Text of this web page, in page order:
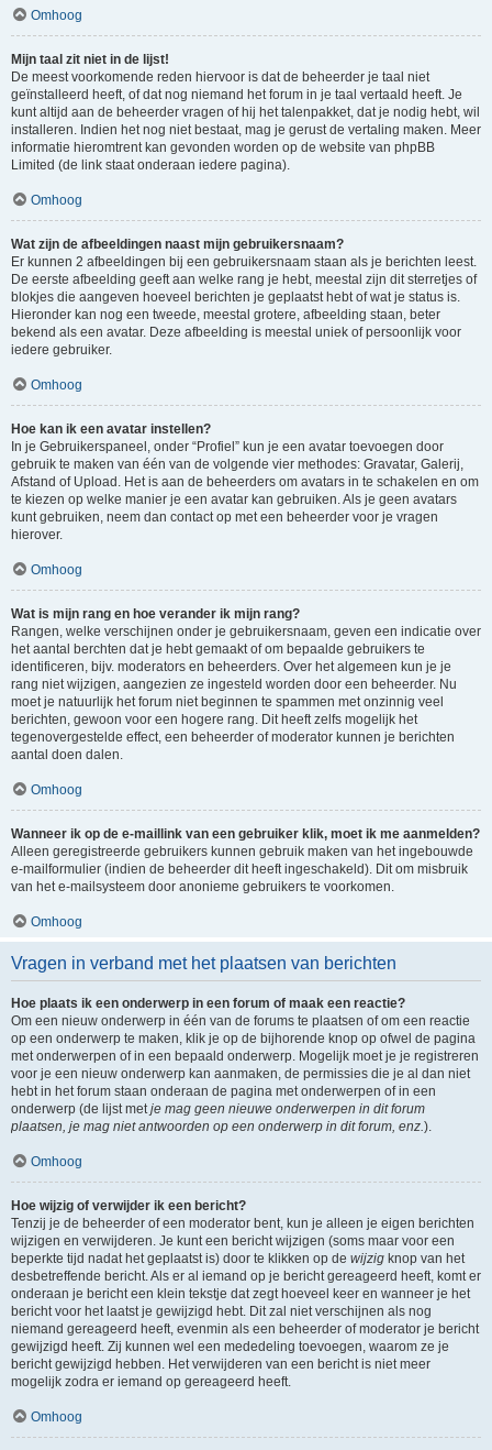
Omhoog
Mijn taal zit niet in de lijst!
De meest voorkomende reden hiervoor is dat de beheerder je taal niet
geïnstalleerd heeft, of dat nog niemand het forum in je taal vertaald heeft. Je
kunt altijd aan de beheerder vragen of hij het talenpakket, dat je nodig hebt, wil
installeren. Indien het nog niet bestaat, mag je gerust de vertaling maken. Meer
informatie hieromtrent kan gevonden worden op de website van phpBB
Limited (de link staat onderaan iedere pagina).
Omhoog
Wat zijn de afbeeldingen naast mijn gebruikersnaam?
Er kunnen 2 afbeeldingen bij een gebruikersnaam staan als je berichten leest.
De eerste afbeelding geeft aan welke rang je hebt, meestal zijn dit sterretjes of
blokjes die aangeven hoeveel berichten je geplaatst hebt of wat je status is.
Hieronder kan nog een tweede, meestal grotere, afbeelding staan, beter
bekend als een avatar. Deze afbeelding is meestal uniek of persoonlijk voor
iedere gebruiker.
Omhoog
Hoe kan ik een avatar instellen?
In je Gebruikerspaneel, onder “Profiel” kun je een avatar toevoegen door
gebruik te maken van één van de volgende vier methodes: Gravatar, Galerij,
Afstand of Upload. Het is aan de beheerders om avatars in te schakelen en om
te kiezen op welke manier je een avatar kan gebruiken. Als je geen avatars
kunt gebruiken, neem dan contact op met een beheerder voor je vragen
hierover.
Omhoog
Wat is mijn rang en hoe verander ik mijn rang?
Rangen, welke verschijnen onder je gebruikersnaam, geven een indicatie over
het aantal berchten dat je hebt gemaakt of om bepaalde gebruikers te
identificeren, bijv. moderators en beheerders. Over het algemeen kun je je
rang niet wijzigen, aangezien ze ingesteld worden door een beheerder. Nu
moet je natuurlijk het forum niet beginnen te spammen met onzinnig veel
berichten, gewoon voor een hogere rang. Dit heeft zelfs mogelijk het
tegenovergestelde effect, een beheerder of moderator kunnen je berichten
aantal doen dalen.
Omhoog
Wanneer ik op de e-maillink van een gebruiker klik, moet ik me aanmelden?
Alleen geregistreerde gebruikers kunnen gebruik maken van het ingebouwde
e-mailformulier (indien de beheerder dit heeft ingeschakeld). Dit om misbruik
van het e-mailsysteem door anonieme gebruikers te voorkomen.
Omhoog
Vragen in verband met het plaatsen van berichten
Hoe plaats ik een onderwerp in een forum of maak een reactie?
Om een nieuw onderwerp in één van de forums te plaatsen of om een reactie
op een onderwerp te maken, klik je op de bijhorende knop op ofwel de pagina
met onderwerpen of in een bepaald onderwerp. Mogelijk moet je je registreren
voor je een nieuw onderwerp kan aanmaken, de permissies die je al dan niet
hebt in het forum staan onderaan de pagina met onderwerpen of in een
onderwerp (de lijst metje mag geen nieuwe onderwerpen in dit forum
plaatsen, je mag niet antwoorden op een onderwerp in dit forum, enz.).
Omhoog
Hoe wijzig of verwijder ik een bericht?
Tenzij je de beheerder of een moderator bent, kun je alleen je eigen berichten
wijzigen en verwijderen. Je kunt een bericht wijzigen (soms maar voor een
beperkte tijd nadat het geplaatst is) door te klikken op de wijzig knop van het
desbetreffende bericht. Als er al iemand op je bericht gereageerd heeft, komt er
onderaan je bericht een klein tekstje dat zegt hoeveel keer en wanneer je het
bericht voor het laatst je gewijzigd hebt. Dit zal niet verschijnen als nog
niemand gereageerd heeft, evenmin als een beheerder of moderator je bericht
gewijzigd heeft. Zij kunnen wel een mededeling toevoegen, waarom ze je
bericht gewijzigd hebben. Het verwijderen van een bericht is niet meer
mogelijk zodra er iemand op gereageerd heeft.
Omhoog